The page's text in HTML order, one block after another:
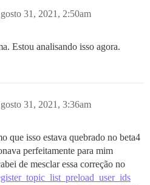
31, 2021, 2:50am
Estou analisando isso agora.
31, 2021, 3:36am
que isso estava quebrado no beta4
perfeitamente para mim
de mesclar essa correção no